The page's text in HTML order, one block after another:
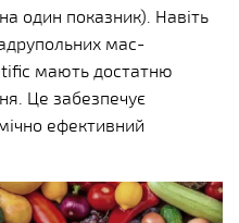
один показник). Навіть
мас-
мають достатню
Це забезпечує
ефективний